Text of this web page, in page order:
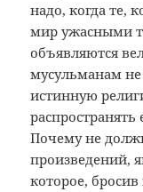
надо, когда те,
мир ужасными
объявляются
мусульманам
истинную
распространять
Почему не
произведений,
которое,